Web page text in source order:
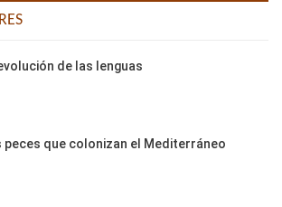
de las lenguas
peces que colonizan el Mediterráneo